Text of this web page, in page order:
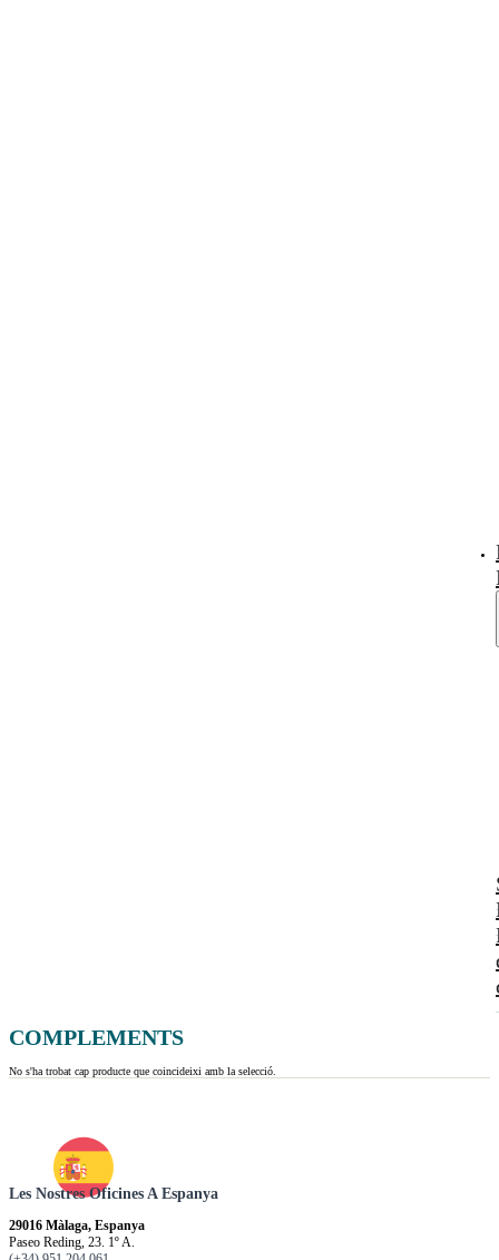
COMPLEMENTS
No s'ha trobat cap producte que coincideixi amb la selecció.
Les Nostres Oficines A Espanya
29016 Màlaga, Espanya
Paseo Reding, 23. 1º A.